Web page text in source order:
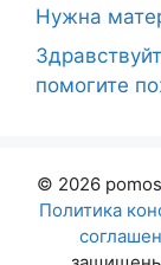
Нужна
помогите
© 2026
Политика